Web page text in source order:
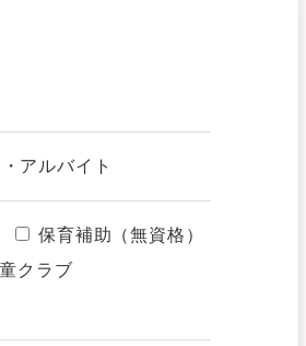
アルバイト
保育補助（無資格）
クラブ